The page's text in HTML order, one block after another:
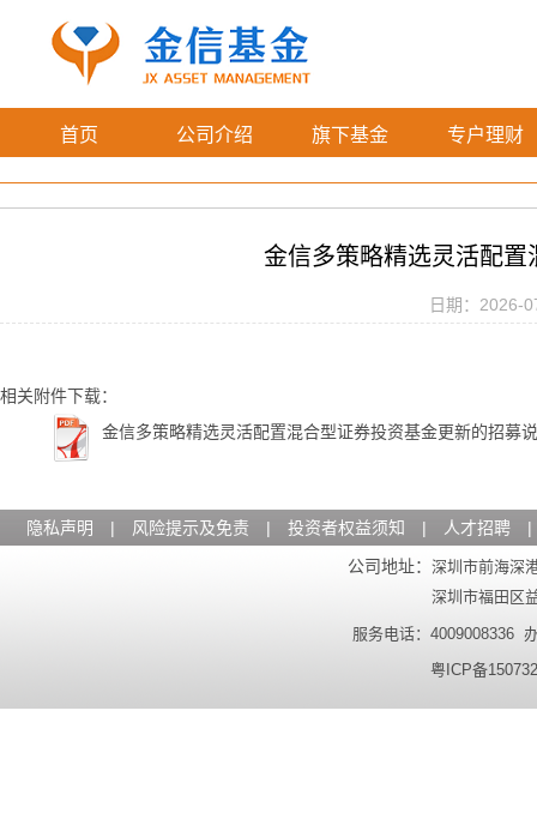
首页 公司介绍 旗下基金 专户理财
金信多策略精选灵活配
日期：2026-
相关附件下载：
金信多策略精选灵活配置混合型证券投资基金更新的招募
隐私声明 | 风险提示及免责 | 投资者权益须知 | 人才招聘
|
公司地址： 深圳市前海深
深圳市福田区
服务电话：4009008336
粤ICP备